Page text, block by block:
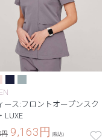
ース:フロントオープンスク
LUXE
円 9,163円 (税込)